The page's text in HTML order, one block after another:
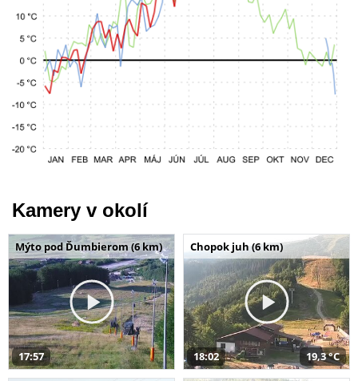
Kamery v okolí
Mýto pod Ďumbierom (6 km)
17:57
Chopok juh (6 km)
18:02 19,3 °C